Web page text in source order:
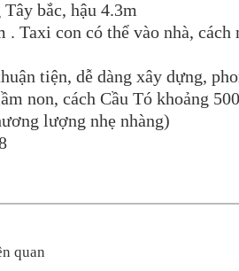
bắc, hậu 4.3m
. Taxi con có thể vào nhà, cách
tiện, dễ dàng xây dựng,
non, cách Cầu Tó khoảng
lượng nhẹ nhàng)
quan